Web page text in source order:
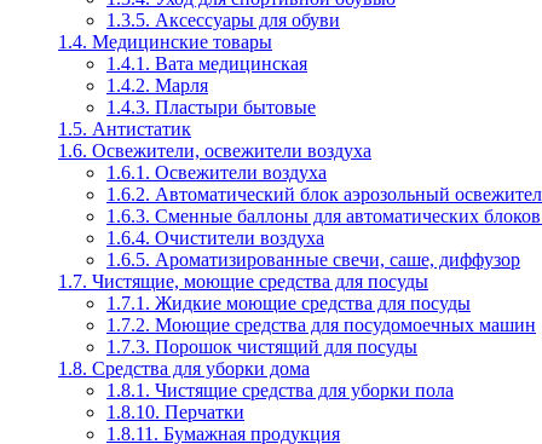
1.3.5. Аксессуары для обуви
1.4. Медицинские товары
1.4.1. Вата медицинская
1.4.2. Марля
1.4.3. Пластыри бытовые
1.5. Антистатик
1.6. Освежители, освежители воздуха
1.6.1. Освежители воздуха
1.6.2. Автоматический блок аэрозольный
1.6.3. Сменные баллоны для автоматических
1.6.4. Очистители воздуха
1.6.5. Ароматизированные свечи, саше, диффузор
1.7. Чистящие, моющие средства для посуды
1.7.1. Жидкие моющие средства для посуды
1.7.2. Моющие средства для посудомоечных машин
1.7.3. Порошок чистящий для посуды
1.8. Средства для уборки дома
1.8.1. Чистящие средства для уборки пола
1.8.10. Перчатки
1.8.11. Бумажная продукция